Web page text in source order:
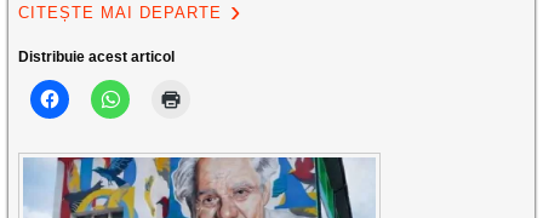
CITEȘTE MAI DEPARTE
Distribuie acest articol